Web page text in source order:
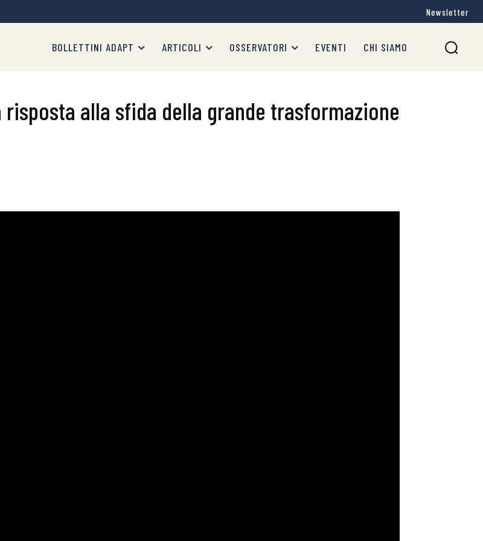
Newsletter
BOLLETTINI ADAPT ARTICOLI OSSERVATORI EVENTI CHI SIAMO
alla sfida della grande trasformazione